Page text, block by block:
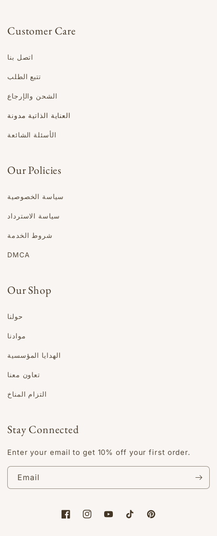
Customer Care
اتصل بنا
تتبع الطلب
الشحن والإرجاع
العناية الذاتية مدونة
الأسئلة الشائعة
Our Policies
سياسة الخصوصية
سياسة الاسترداد
شروط الخدمة
DMCA
Our Shop
حولنا
موادنا
الهدايا المؤسسية
تعاون معنا
التزام المناخ
Stay Connected
Enter your email to get 10% off your first order.
Email
FacebookInstagramYouTubeTikTokPinterest